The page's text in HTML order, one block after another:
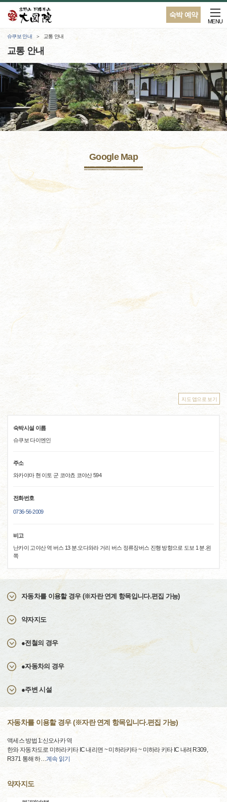
숙박 예약
MENU
슈쿠보 안내 교통 안내
교통 안내
Google Map
지도 앱으로 보기
숙박시설 이름
슈쿠보 다이엔인
주소
와카야마 현 이토 군 코야쵸 코야산 594
전화번호
0736-56-2009
비고
난카이 고야산 역 버스 13 분.오다와라 거리 버스 정류장버스 진행 방향으로 도보 1 분.왼
쪽
자동차를 이용할 경우 (※자란 연계 항목입니다.편집 가능)
약자지도
●전철의 경우
●자동차의 경우
●주변 시설
자동차를 이용할 경우 (※자란 연계 항목입니다.편집 가능)
액세스 방법 1:신오사카 역
한와 자동차도로 미하라키타 IC 내리면 ~ 미하라키타 ~ 미하라 키타 IC 내려 R309,
R371 통해 하…계속 읽기
약자지도